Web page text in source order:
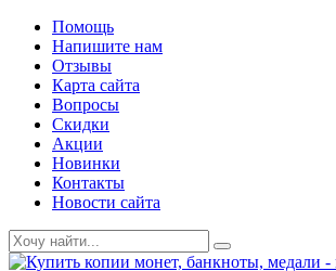
Помощь
Напишите нам
Отзывы
Карта сайта
Вопросы
Скидки
Акции
Новинки
Контакты
Новости сайта